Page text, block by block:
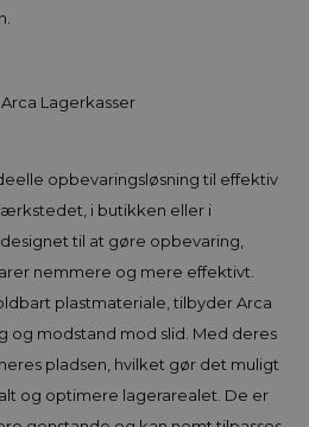
Lagerkasser
opbevaringsløsning til effektiv
i butikken eller i
til at gøre opbevaring,
nemmere og mere effektivt.
plastmateriale, tilbyder Arca
og modstand mod slid. Med deres
pladsen, hvilket gør det muligt
og optimere lagerarealet. De er